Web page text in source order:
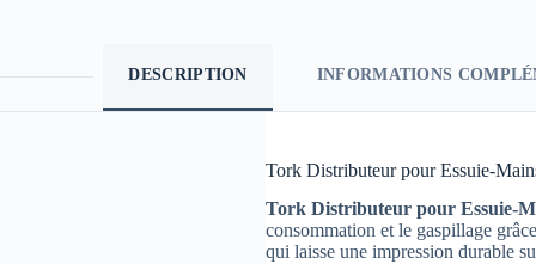
DESCRIPTION INFORMATIONS
Tork Distributeur pour Essuie-
Tork Distributeur pour Essuie-
consommation et le gaspillage
qui laisse une impression durable